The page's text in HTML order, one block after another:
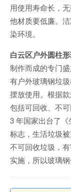
用使用寿命长，
他材质要低廉。
染环境。
白云区户外圆柱
制作而成的专门
有户外玻璃钢垃
摆放使用。根据
包括可回收、不
3 年国家出台了
标志，生活垃圾
不可回收垃圾，
实施，所以玻璃